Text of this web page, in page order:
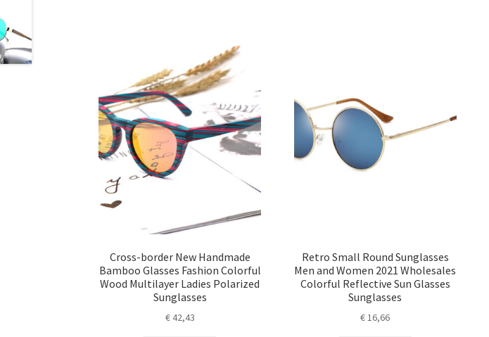
Cross-border New Handmade
Bamboo Glasses Fashion Colorful
Wood Multilayer Ladies Polarized
Sunglasses
€42,43
Retro Small Round Sunglasses
Men and Women 2021 Wholesales
Colorful Reflective Sun Glasses
Sunglasses
€16,66